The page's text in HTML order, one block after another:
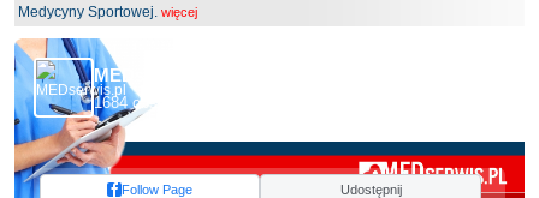
Medycyny Sportowej. więcej
MEDserwis.pl - Ogólnopolski Portal Medyczny
1684 obserwujących
Follow Page Udostępnij